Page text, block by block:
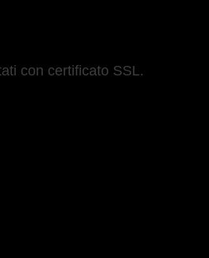
con certificato SSL.